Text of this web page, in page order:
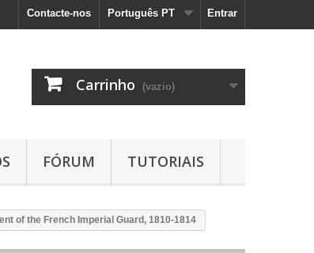
Entrar
Português PT
Contacte-nos
Carrinho (vazio)
FÓRUM TUTORIAIS
of the French Imperial Guard, 1810-1814